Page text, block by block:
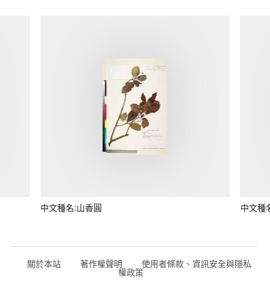
中文種名:山香圓 中文種
關於本站 著作權聲明 使用者條款、資訊安全與隱私
權政策